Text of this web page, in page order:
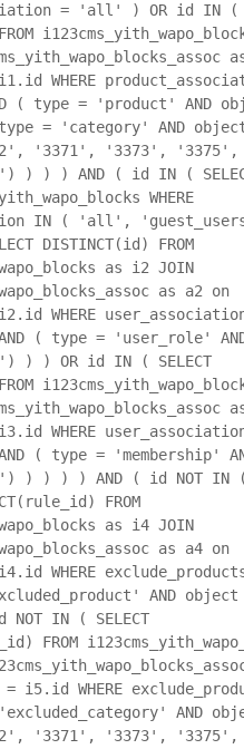
= 'all' ) OR id IN (
WHERE
( type = 'product' AND
= 'category' AND
'3371', '3373', '3375',
) ) ) AND ( id IN (
WHERE
IN ( 'all',
DISTINCT(id) FROM
as i2 JOIN
as a2 on
WHERE
( type = 'user_role'
) ) OR id IN ( SELECT
WHERE
( type = 'membership'
) ) ) ) AND ( id NOT IN (
FROM
as i4 JOIN
as a4 on
WHERE
AND object
NOT IN ( SELECT
FROM
i5.id WHERE
AND
'3371', '3373', '3375',